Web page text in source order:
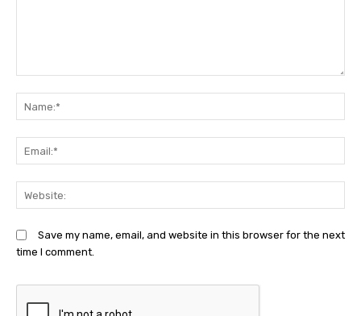
Save my name, email, and website in this browser for the next
time I comment.